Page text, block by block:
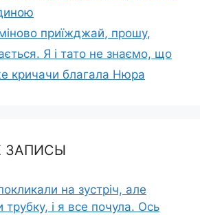
приїжджай, прошу,
Я і тато не знаємо, що
кричачи благала Нюра
ЗАПИСЫ
на зустріч, але
трубку, і я все почула. Ось